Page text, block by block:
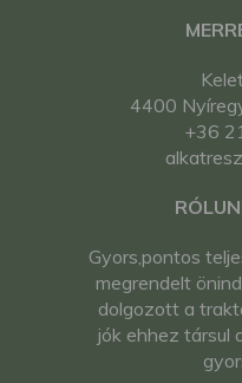
4400
+36
Gyors,pontos
megrendelt
dolgozott a
jók ehhez társul